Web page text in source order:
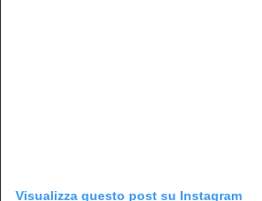
Visualizza questo post su Instagram